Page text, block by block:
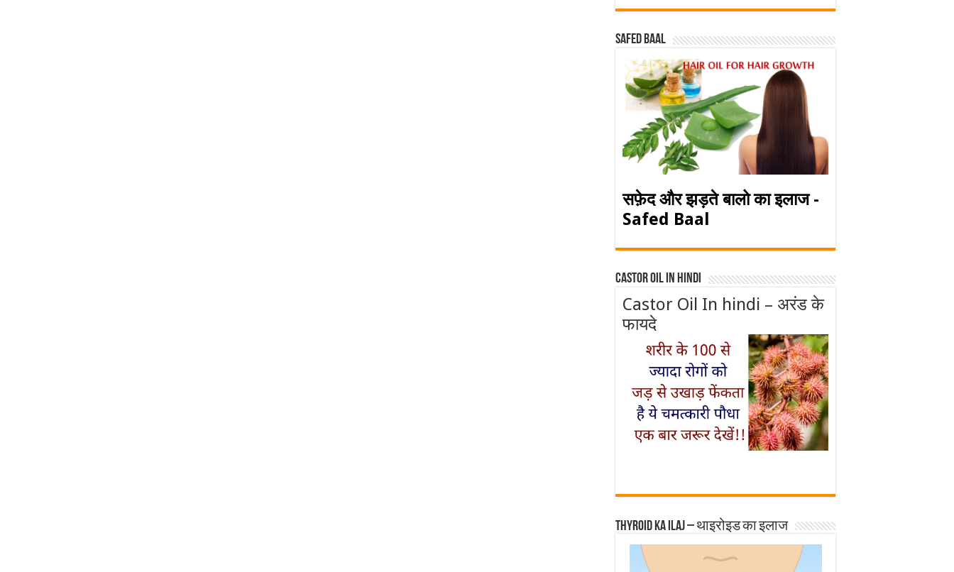
Safed baal
सफ़ेद और झड़ते बालो का इलाज -
Safed Baal
Castor Oil In Hindi
Castor Oil In hindi – अरंड के
फायदे
Thyroid ka ilaj – थाइरोइड का इलाज